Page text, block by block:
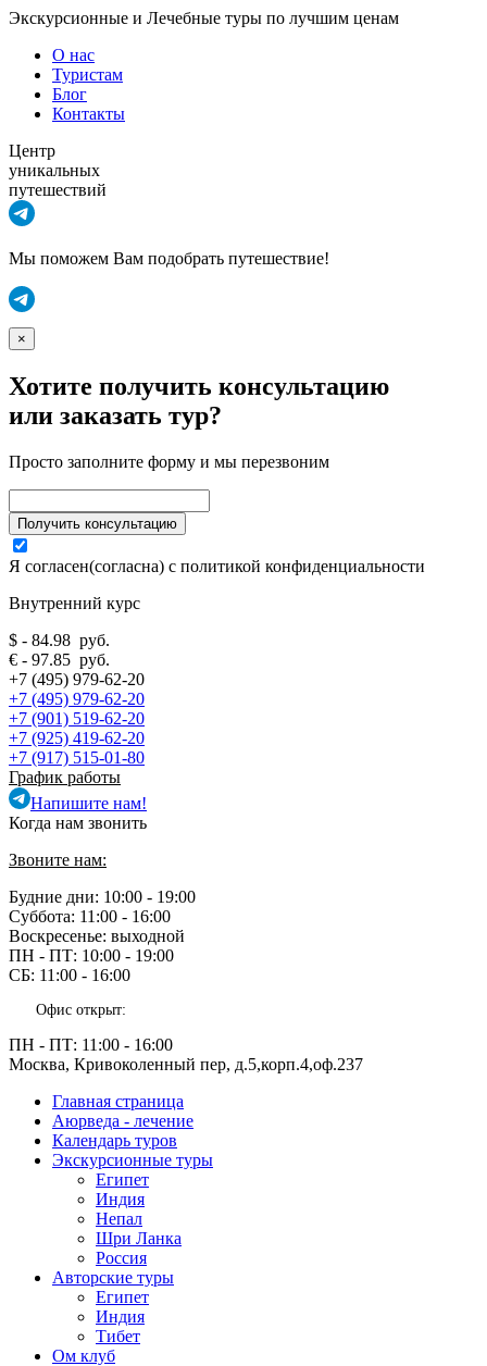
Экскурсионные и Лечебные туры по лучшим ценам
О нас
Туристам
Блог
Контакты
Центр
уникальных
путешествий
Мы поможем Вам подобрать путешествие!
×
Хотите получить консультацию
или заказать тур?
Просто заполните форму и мы перезвоним
Я согласен(согласна) с политикой конфиденциальности
Внутренний курс
$ - 84.98 руб.
€ - 97.85 руб.
+7 (495) 979-62-20
+7 (495) 979-62-20
+7 (901) 519-62-20
+7 (925) 419-62-20
+7 (917) 515-01-80
График работы
Напишите нам!
Когда нам звонить
Звоните нам:
Будние дни: 10:00 - 19:00
Суббота: 11:00 - 16:00
Воскресенье: выходной
ПН - ПТ: 10:00 - 19:00
СБ: 11:00 - 16:00
Офис открыт:
ПН - ПТ: 11:00 - 16:00
Москва, Кривоколенный пер, д.5,корп.4,оф.237
Главная страница
Аюрведа - лечение
Календарь туров
Экскурсионные туры
Египет
Индия
Непал
Шри Ланка
Россия
Авторские туры
Египет
Индия
Тибет
Ом клуб